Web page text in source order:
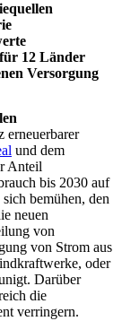
12 Länder
Versorgung
erneuerbarer
und dem
Anteil
bis 2030 auf
bemühen, den
neuen
von
von Strom aus
oder
Darüber
die
verringern.